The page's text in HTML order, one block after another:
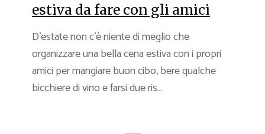
estiva da fare con gli amici
D’estate non c’è niente di meglio che
organizzare una bella cena estiva con i propri
amici per mangiare buon cibo, bere qualche
bicchiere di vino e farsi due ris...